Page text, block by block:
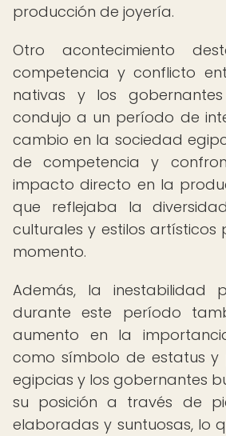
producción de joyería.
Otro acontecimiento
competencia y conflicto
nativas y los
condujo a un período de
cambio en la sociedad
de competencia y
impacto directo en la
que reflejaba la
culturales y estilos artísticos
momento.
Además, la inestabilidad
durante este período
aumento en la
como símbolo de estatus y
egipcias y los gobernantes
su posición a través de
elaboradas y suntuosas, lo